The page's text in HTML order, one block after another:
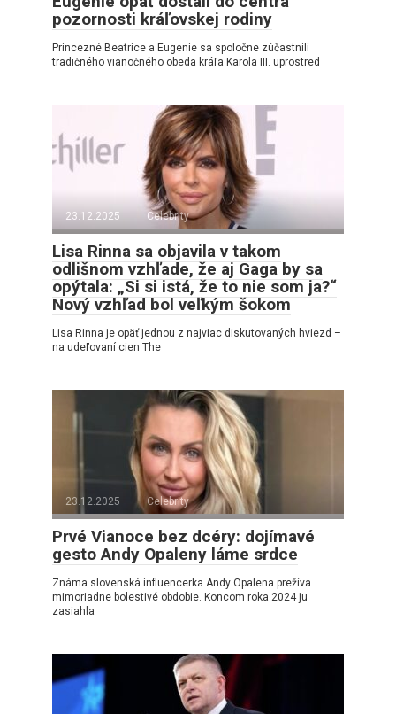
pozornosti kráľovskej rodiny
Princezné Beatrice a Eugenie sa spoločne zúčastnili
tradičného vianočného obeda kráľa Karola III. uprostred
23.12.2025 Celebrity
Lisa Rinna sa objavila v takom
odlišnom vzhľade, že aj Gaga by sa
opýtala: „Si si istá, že to nie som ja?“
Nový vzhľad bol veľkým šokom
Lisa Rinna je opäť jednou z najviac diskutovaných hviezd –
na udeľovaní cien The
23.12.2025 Celebrity
Prvé Vianoce bez dcéry: dojímavé
gesto Andy Opaleny láme srdce
Známa slovenská influencerka Andy Opalena prežíva
mimoriadne bolestivé obdobie. Koncom roka 2024 ju
zasiahla